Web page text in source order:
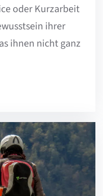
oder Kurzarbeit
ihrer
ihnen nicht ganz